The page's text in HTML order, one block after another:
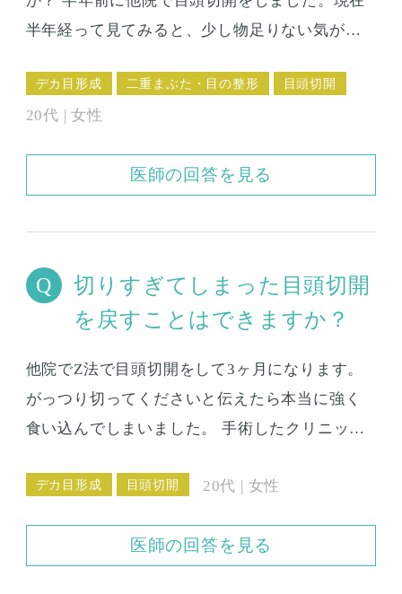
半年経って見てみると、少し物足りない気がし
まり切らないで欲しいとオーダーしたので仕方
ないのかとは思うのですが、もう少し目頭を切
法という手術だそうです。 ダウンタイムは短く
とも思います。 今では、もう少し切ってくださ
いと言えば良かったと後悔しています。 手術か
ら半年でまた手術するのは体に良くないものな
のでしょうか、またどのような方法で目頭切開
ます。 このような状況なのですが、切り足すこ
は、セカンドオピニオンみたいに相談だけして
いただくことは出来るのでしょうか。
デカ目形成 二重まぶた・目の整形 目頭切開
20代 | 女性
医師の回答を見る
切りすぎてしまった目頭切開
を戻すことはできますか？
他院でZ法で目頭切開をして3ヶ月になります。
がっつり切ってくださいと伝えたら本当に強く
食い込んでしまいました。 手術したクリニック
とのこと。 確かに最初の1ヶ月の時よりは、ゆる
ると目と目の間の距離が近すぎる感じもします
デカ目形成 目頭切開 20代 | 女性
医師の回答を見る